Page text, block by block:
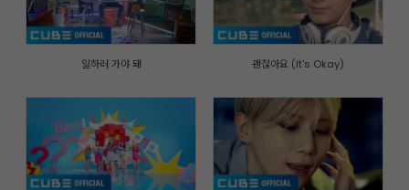
일하러 가야 돼 괜찮아요 (It's Okay)